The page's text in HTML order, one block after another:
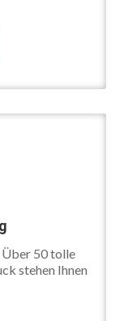
50 tolle
stehen Ihnen